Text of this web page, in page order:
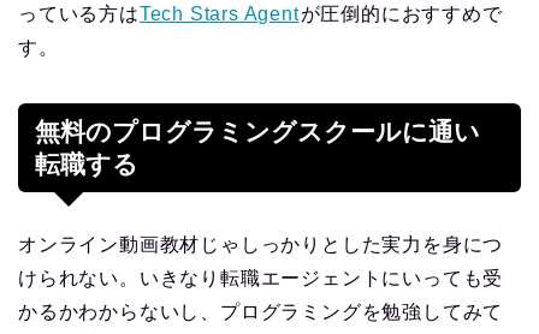
っている方はTech Stars Agentが圧倒的におすすめで
す。
無料のプログラミングスクールに通い
転職する
オンライン動画教材じゃしっかりとした実力を身につ
けられない。いきなり転職エージェントにいっても受
かるかわからないし、プログラミングを勉強してみて